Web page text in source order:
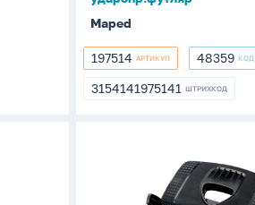
Maped
197514
197514 АРТИКУЛ 48359
48359 КОД
3154141975141
3154141975141 ШТРИХКОД